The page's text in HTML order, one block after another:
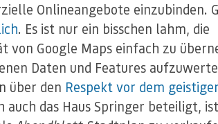
Onlineangebote einzubinden.
. Es ist nur ein bisschen lahm, die
Google Maps einfach zu
Daten und Features
über den Respekt vor dem
auch das Haus Springer beteiligt,